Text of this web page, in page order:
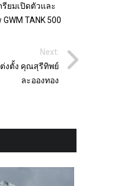
รียมเปิดตัวและ
TANK 500
Next:
งตั้ง คุณสุรีทิพย์
ละอองทอง